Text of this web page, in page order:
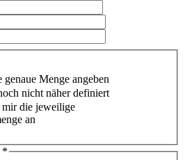
genaue Menge angeben
nicht näher definiert
die jeweilige
an
*